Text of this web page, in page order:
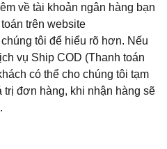
về tài khoản ngân hàng bạn
trên website
tôi để hiểu rõ hơn. Nếu
vụ Ship COD (Thanh toán
có thể cho chúng tôi tạm
đơn hàng, khi nhận hàng sẽ